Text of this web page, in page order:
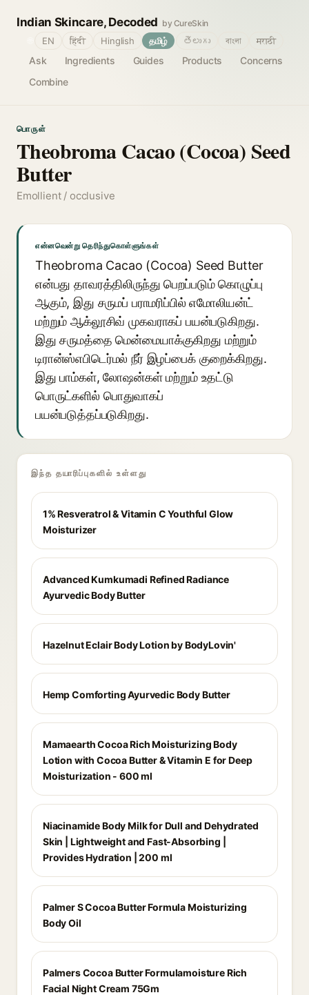
Indian Skincare, Decoded by CureSkin
Ask Ingredients Guides Products
Concerns
Combine
EN हिंदी Hinglish தமிழ் తెలుగు বাংলা मराठी
பொருள்
Theobroma Cacao (Cocoa) Seed
Butter
Emollient / occlusive
என்னவென்று தெரிந்துகொள்ளுங்கள்
Theobroma Cacao (Cocoa) Seed Butter
என்பது தாவரத்திலிருந்து பெறப்படும் கொழுப்பு
ஆகும், இது சருமப் பராமரிப்பில் எமோலியன்ட்
மற்றும் ஆக்லூசிவ் முகவராகப் பயன்படுகிறது.
இது சருமத்தை மென்மையாக்குகிறது மற்றும்
டிரான்ஸ்எபிடெர்மல் நீர் இழப்பைக் குறைக்கிறது.
இது பாம்கள், லோஷன்கள் மற்றும் உதட்டு
பொருட்களில் பொதுவாகப்
பயன்படுத்தப்படுகிறது.
இந்த தயாரிப்புகளில் உள்ளது
1% Resveratrol & Vitamin C Youthful Glow
Moisturizer
Advanced Kumkumadi Refined Radiance
Ayurvedic Body Butter
Hazelnut Eclair Body Lotion by BodyLovin'
Hemp Comforting Ayurvedic Body Butter
Mamaearth Cocoa Rich Moisturizing Body
Lotion with Cocoa Butter & Vitamin E for Deep
Moisturization - 600 ml
Niacinamide Body Milk for Dull and Dehydrated
Skin | Lightweight and Fast-Absorbing |
Provides Hydration | 200 ml
Palmer S Cocoa Butter Formula Moisturizing
Body Oil
Palmers Cocoa Butter Formulamoisture Rich
Facial Night Cream 75Gm